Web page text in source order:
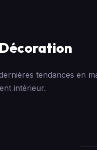
tendances en
intérieur.